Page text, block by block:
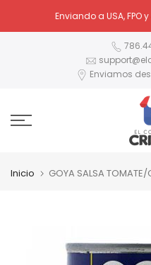
al
Enviando a USA, FPO
Enviamos
Inicio GOYA SALSA